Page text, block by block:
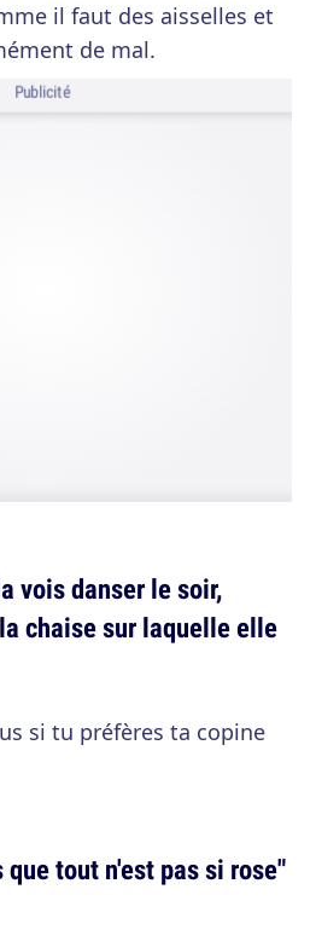
il faut des aisselles et
de mal.
Publicité
vois danser le soir,
chaise sur laquelle elle
si tu préfères ta copine
tout n'est pas si rose"